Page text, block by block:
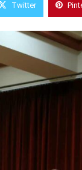
Twitter